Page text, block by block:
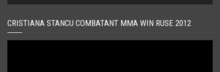
CRISTIANA STANCU COMBATANT MMA WIN RUSE 2012